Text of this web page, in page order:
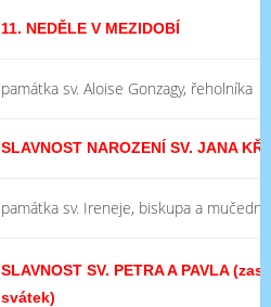
11. NEDĚLE V MEZIDOBÍ
památka sv. Aloise Gonzagy, řeholníka
SLAVNOST NAROZENÍ SV. JANA
památka sv. Ireneje, biskupa a
SLAVNOST SV. PETRA A PAVLA
svátek)